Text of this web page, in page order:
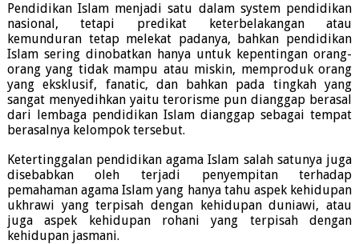
Pendidikan Islam menjadi satu dalam system pendidikan
nasional, tetapi predikat keterbelakangan atau
kemunduran tetap melekat padanya, bahkan pendidikan
Islam sering dinobatkan hanya untuk kepentingan orang-
orang yang tidak mampu atau miskin, memproduk orang
yang eksklusif, fanatic, dan bahkan pada tingkah yang
sangat menyedihkan yaitu terorisme pun dianggap berasal
dari lembaga pendidikan Islam dianggap sebagai tempat
berasalnya kelompok tersebut.
Ketertinggalan pendidikan agama Islam salah satunya juga
disebabkan oleh terjadi penyempitan terhadap
pemahaman agama Islam yang hanya tahu aspek kehidupan
ukhrawi yang terpisah dengan kehidupan duniawi, atau
juga aspek kehidupan rohani yang terpisah dengan
kehidupan jasmani.